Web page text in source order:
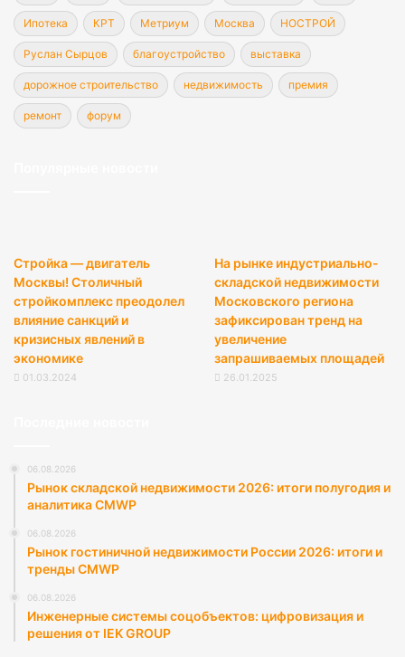
Ипотека КРТ Метриум Москва НОСТРОЙ
Руслан Сырцов благоустройство выставка
дорожное строительство недвижимость премия
ремонт форум
Стройка — двигатель
Москвы! Столичный
стройкомплекс преодолел
влияние санкций и
кризисных явлений в
экономике
01.03.2024
На рынке индустриально-
складской недвижимости
Московского региона
зафиксирован тренд на
увеличение
запрашиваемых площадей
26.01.2025
06.08.2026
Рынок складской недвижимости 2026: итоги полугодия и
аналитика CMWP
06.08.2026
Рынок гостиничной недвижимости России 2026: итоги и
тренды CMWP
06.08.2026
Инженерные системы соцобъектов: цифровизация и
решения от IEK GROUP